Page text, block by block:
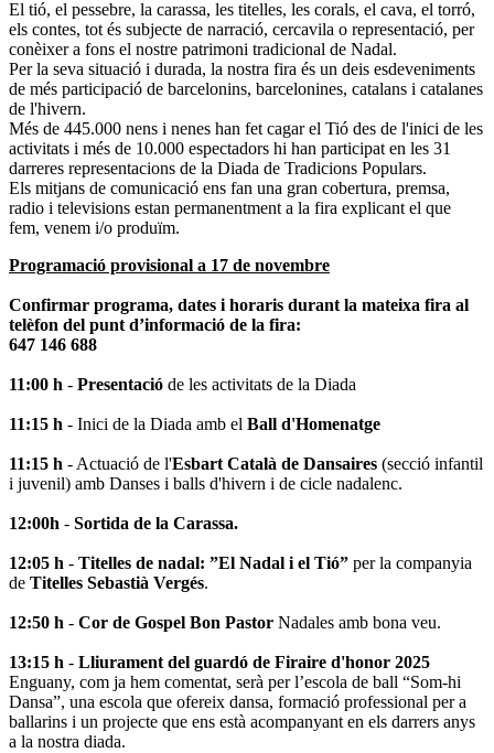
El tió, el pessebre, la carassa, les titelles, les corals, el cava, el torró,
els contes, tot és subjecte de narració, cercavila o representació, per
conèixer a fons el nostre patrimoni tradicional de Nadal.
Per la seva situació i durada, la nostra fira és un deis esdeveniments
de més participació de barcelonins, barcelonines, catalans i catalanes
de l'hivern.
Més de 445.000 nens i nenes han fet cagar el Tió des de l'inici de les
activitats i més de 10.000 espectadors hi han participat en les 31
darreres representacions de la Diada de Tradicions Populars.
Els mitjans de comunicació ens fan una gran cobertura, premsa,
radio i televisions estan permanentment a la fira explicant el que
fem, venem i/o produïm.
Programació provisional a 17 de novembre
Confirmar programa, dates i horaris durant la mateixa fira al
telèfon del punt d’informació de la fira:
647 146 688
11:00 h - Presentació de les activitats de la Diada
11:15 h - Inici de la Diada amb el Ball d'Homenatge
11:15 h - Actuació de l'Esbart Català de Dansaires (secció infantil
i juvenil) amb Danses i balls d'hivern i de cicle nadalenc.
12:00h - Sortida de la Carassa.
12:05 h - Titelles de nadal: ”El Nadal i el Tió” per la companyia
de Titelles Sebastià Vergés.
12:50 h - Cor de Gospel Bon Pastor Nadales amb bona veu.
13:15 h - Lliurament del guardó de Firaire d'honor 2025
Enguany, com ja hem comentat, serà per l’escola de ball “Som-hi
Dansa”, una escola que ofereix dansa, formació professional per a
ballarins i un projecte que ens està acompanyant en els darrers anys
a la nostra diada.